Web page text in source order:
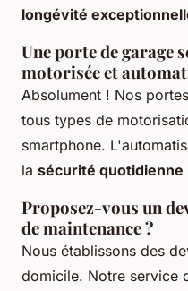
longévité
Une porte de garage
motorisée et
Absolument ! Nos
tous types de
smartphone.
la sécurité quotidienne
Proposez-vous un
de maintenance ?
Nous établissons des
domicile. Notre service